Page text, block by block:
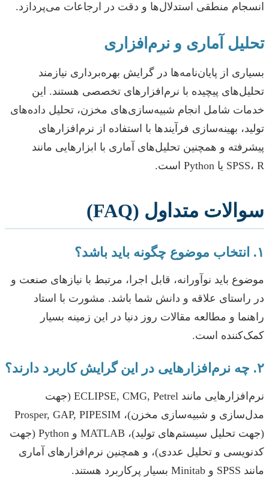
انسجام منطقی استدلال‌ها و دقت در ارجاعات می‌پردازد.
تحلیل آماری و نرم‌افزاری
بسیاری از پایان‌نامه‌ها در گرایش بهره‌برداری نیازمند
تحلیل‌های پیچیده با نرم‌افزارهای تخصصی هستند. این
خدمات شامل انجام شبیه‌سازی‌های مخزن، تحلیل داده‌های
تولید، بهینه‌سازی فرآیندها با استفاده از نرم‌افزارهای
پیشرفته و همچنین تحلیل‌های آماری با ابزارهایی مانند
SPSS، R یا Python است.
سوالات متداول (FAQ)
۱. انتخاب موضوع چگونه باید باشد؟
موضوع باید نوآورانه، قابل اجرا، مرتبط با نیازهای صنعت و
در راستای علاقه و دانش شما باشد. مشورت با استاد
راهنما و مطالعه مقالات روز دنیا در این زمینه بسیار
کمک‌کننده است.
۲. چه نرم‌افزارهایی در این گرایش کاربرد دارند؟
نرم‌افزارهایی مانند ECLIPSE, CMG, Petrel (جهت
مدل‌سازی و شبیه‌سازی مخزن)، Prosper, GAP, PIPESIM
(جهت تحلیل سیستم‌های تولید)، MATLAB و Python (جهت
کدنویسی و تحلیل عددی)، و همچنین نرم‌افزارهای آماری
مانند SPSS و Minitab بسیار پرکاربرد هستند.